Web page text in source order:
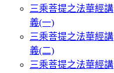
三乘菩提之法華經講
義(一)
三乘菩提之法華經講
義(二)
三乘菩提之法華經講